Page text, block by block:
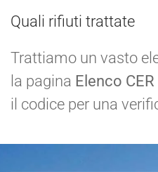
Quali rifiuti trattate
Trattiamo un vasto
la pagina Elenco
il codice per una